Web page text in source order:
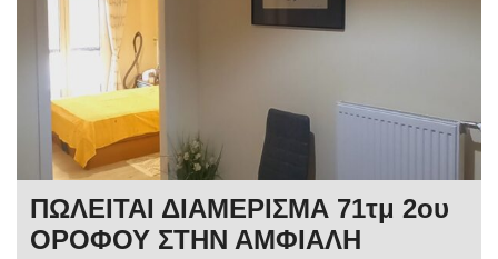
ΠΩΛΕΙΤΑΙ ΔΙΑΜΕΡΙΣΜΑ 71τμ 2ου
ΟΡΟΦΟΥ ΣΤΗΝ ΑΜΦΙΑΛΗ